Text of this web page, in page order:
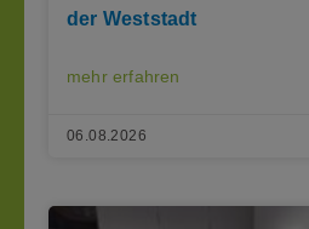
der Weststadt
mehr erfahren
06.08.2026